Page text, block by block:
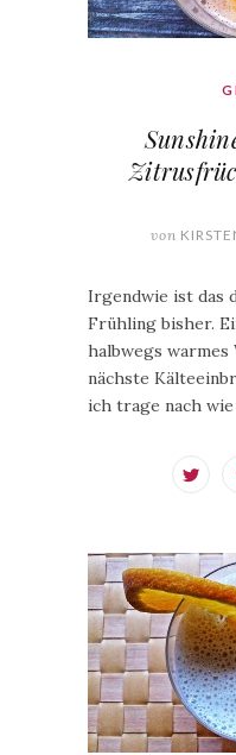
von
Irgendwie ist das
Frühling bisher.
halbwegs warmes
nächste
ich trage nach